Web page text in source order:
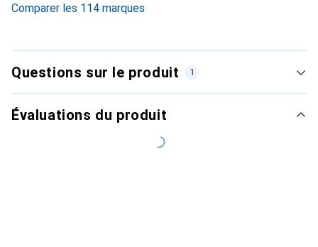
Comparer les 114 marques
Questions sur le produit 1
Évaluations du produit